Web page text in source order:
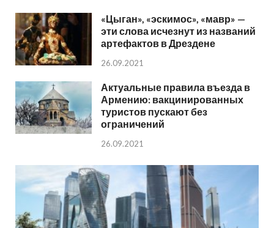
«Цыган», «эскимос», «мавр» —
эти слова исчезнут из названий
артефактов в Дрездене
26.09.2021
Актуальные правила въезда в
Армению: вакцинированных
туристов пускают без
ограничений
26.09.2021